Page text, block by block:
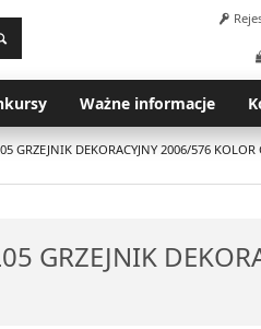
Ważne informacje
DEKORACYJNY 2006/576 KOLOR
GRZEJNIK